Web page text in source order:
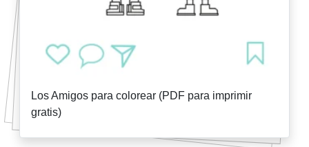
Los Amigos para colorear (PDF para imprimir
gratis)